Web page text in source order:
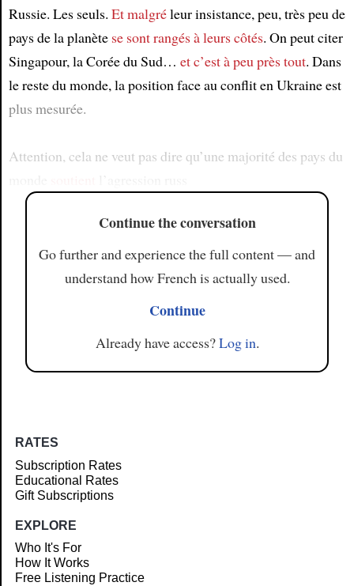
Russie. Les seuls. Et malgréleur insistance, peu, très peu de
pays de la planète se sont rangés à leurs côtés. On peut citer
Singapour, la Corée du Sud… et c’est à peu près tout. Dans
le reste du monde, la position face au conflit en Ukraine est
plus mesurée.
Attention, cela ne veut pas dire qu’une majorité des pays du
Continue the conversation
Go further and experience the full content — and
understand how French is actually used.
Continue
Already have access?Log in.
RATES
Subscription Rates
Educational Rates
Gift Subscriptions
EXPLORE
Who It's For
How It Works
Free Listening Practice